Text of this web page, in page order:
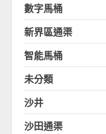
數字馬桶
新界區通渠
智能馬桶
未分類
沙井
沙田通渠